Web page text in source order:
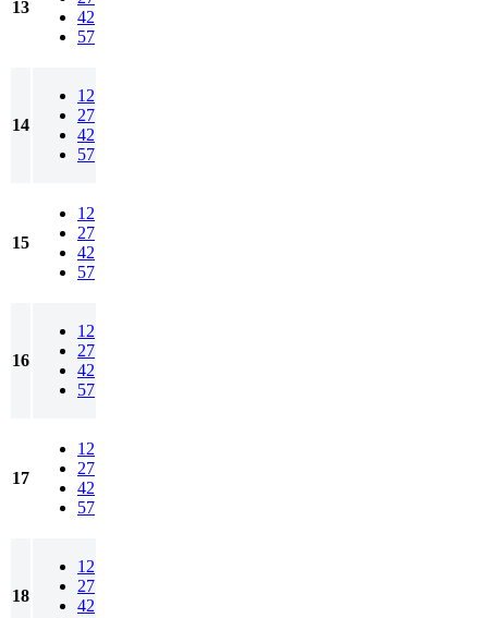
13
42
57
14
12
27
42
57
15
12
27
42
57
16
12
27
42
57
17
12
27
42
57
18
12
27
42